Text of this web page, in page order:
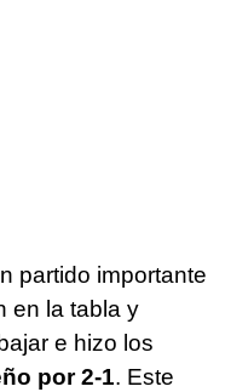
partido importante
en la tabla y
e hizo los
por 2-1. Este